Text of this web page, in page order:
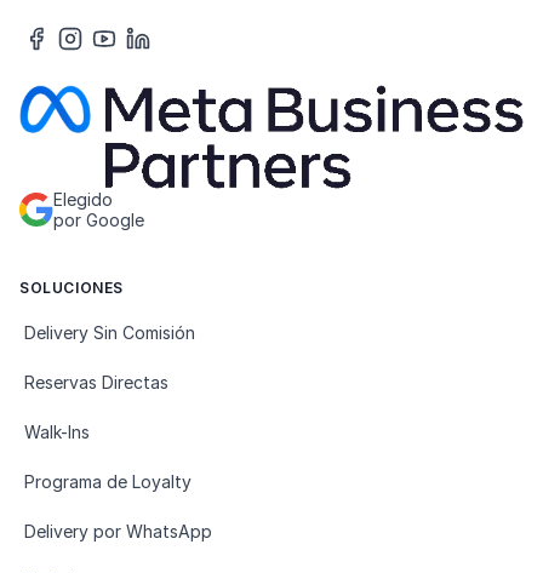
Elegido
por Google
SOLUCIONES
Delivery Sin Comisión
Reservas Directas
Walk-Ins
Programa de Loyalty
Delivery por WhatsApp